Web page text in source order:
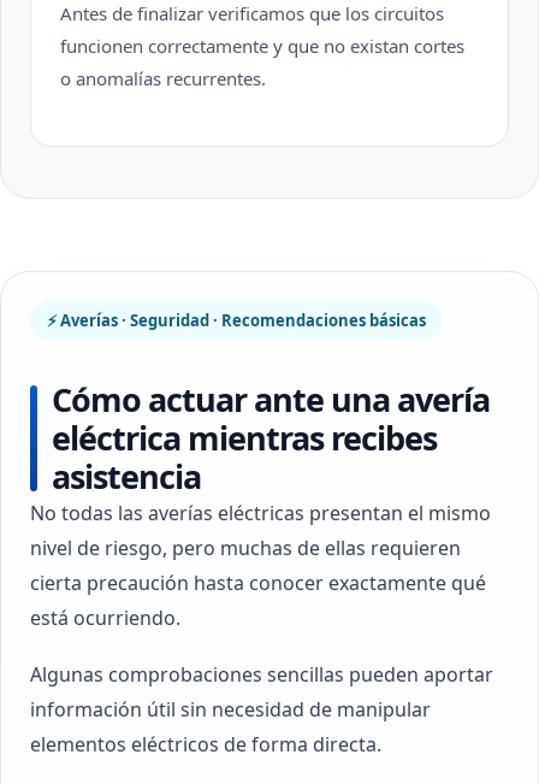
Antes de finalizar verificamos que los circuitos
funcionen correctamente y que no existan cortes
o anomalías recurrentes.
⚡ Averías · Seguridad · Recomendaciones básicas
Cómo actuar ante una avería
eléctrica mientras recibes
asistencia
No todas las averías eléctricas presentan el mismo
nivel de riesgo, pero muchas de ellas requieren
cierta precaución hasta conocer exactamente qué
está ocurriendo.
Algunas comprobaciones sencillas pueden aportar
información útil sin necesidad de manipular
elementos eléctricos de forma directa.